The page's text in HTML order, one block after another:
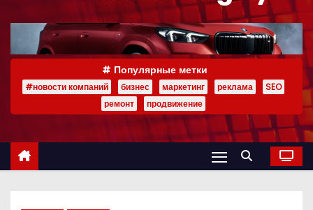
р
Популярные метки
#новости компаний бизнес маркетинг реклама
SEO
ремонт
продвижение